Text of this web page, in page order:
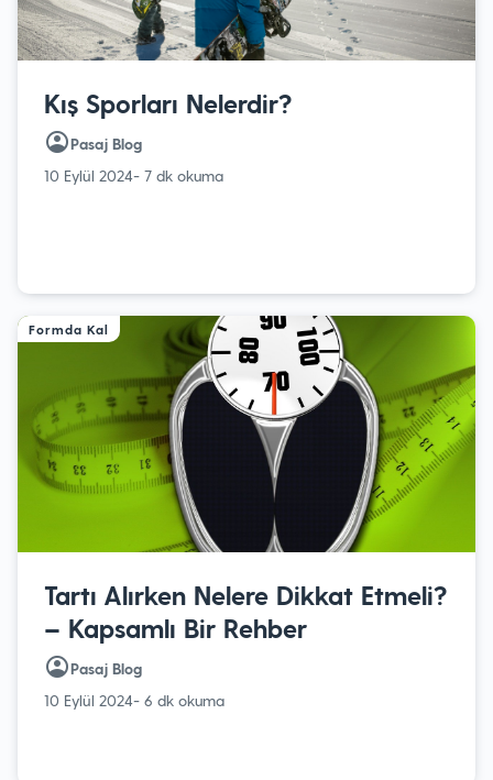
Kış Sporları Nelerdir?
Pasaj Blog
10 Eylül 2024- 7 dk okuma
Formda Kal
Tartı Alırken Nelere Dikkat Etmeli?
– Kapsamlı Bir Rehber
Pasaj Blog
10 Eylül 2024- 6 dk okuma